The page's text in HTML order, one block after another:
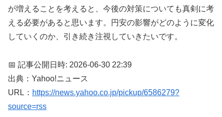
が増えることを考えると、今後の対策についても真剣に考
える必要があると思います。円安の影響がどのように変化
していくのか、引き続き注視していきたいです。
📅 記事公開日時: 2026-06-30 22:39
出典：Yahoo!ニュース
URL： https://news.yahoo.co.jp/pickup/6586279?
source=rss